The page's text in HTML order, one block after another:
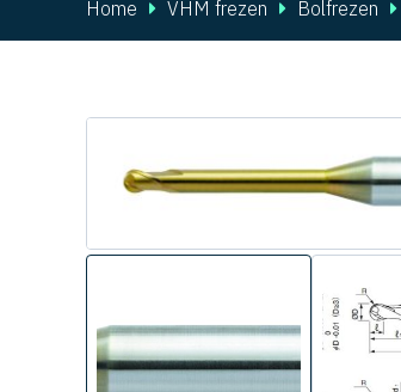
Home VHM frezen Bolfrezen